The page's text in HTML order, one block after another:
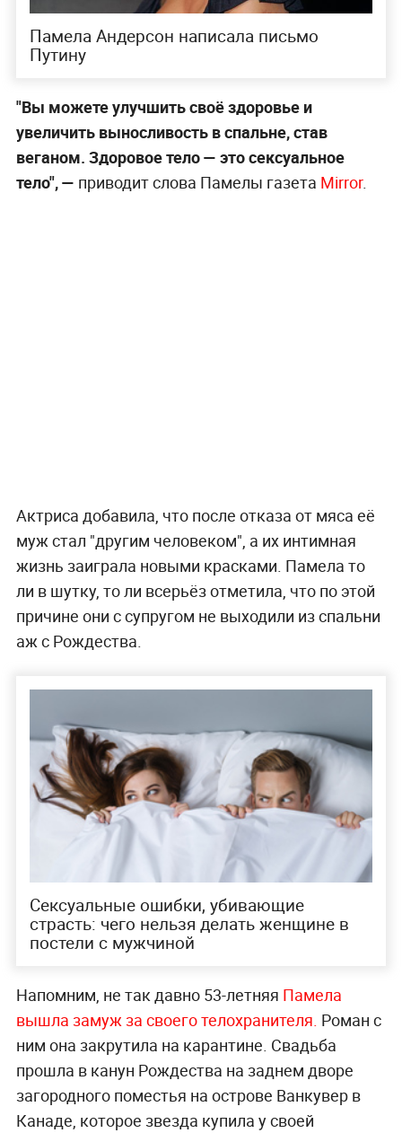
Памела Андерсон написала письмо
Путину
"Вы можете улучшить своё здоровье и
увеличить выносливость в спальне, став
веганом. Здоровое тело — это сексуальное
тело", — приводит слова Памелы газета Mirror.
Актриса добавила, что после отказа от мяса её
муж стал "другим человеком", а их интимная
жизнь заиграла новыми красками. Памела то
ли в шутку, то ли всерьёз отметила, что по этой
причине они с супругом не выходили из спальни
аж с Рождества.
Сексуальные ошибки, убивающие
страсть: чего нельзя делать женщине в
постели с мужчиной
Напомним, не так давно 53-летняя Памела
вышла замуж за своего телохранителя. Роман с
ним она закрутила на карантине. Свадьба
прошла в канун Рождества на заднем дворе
загородного поместья на острове Ванкувер в
Канаде, которое звезда купила у своей